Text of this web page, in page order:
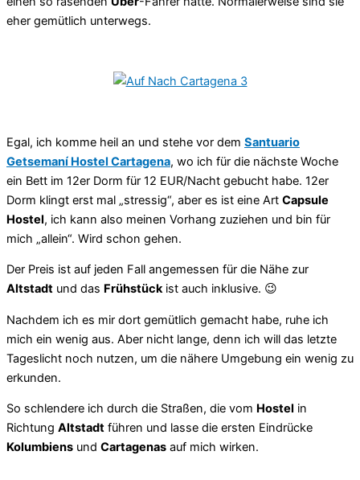
eher gemütlich unterwegs.
Egal, ich komme heil an und stehe vor dem Santuario
Getsemaní Hostel Cartagena, wo ich für die nächste Woche
ein Bett im 12er Dorm für 12 EUR/Nacht gebucht habe. 12er
Dorm klingt erst mal „stressig“, aber es ist eine Art Capsule
Hostel, ich kann also meinen Vorhang zuziehen und bin für
mich „allein“. Wird schon gehen.
Der Preis ist auf jeden Fall angemessen für die Nähe zur
Altstadt und das Frühstückist auch inklusive. 😉
Nachdem ich es mir dort gemütlich gemacht habe, ruhe ich
mich ein wenig aus. Aber nicht lange, denn ich will das letzte
Tageslicht noch nutzen, um die nähere Umgebung ein wenig zu
erkunden.
So schlendere ich durch die Straßen, die vom Hostel in
Richtung Altstadt führen und lasse die ersten Eindrücke
Kolumbiens und Cartagenas auf mich wirken.